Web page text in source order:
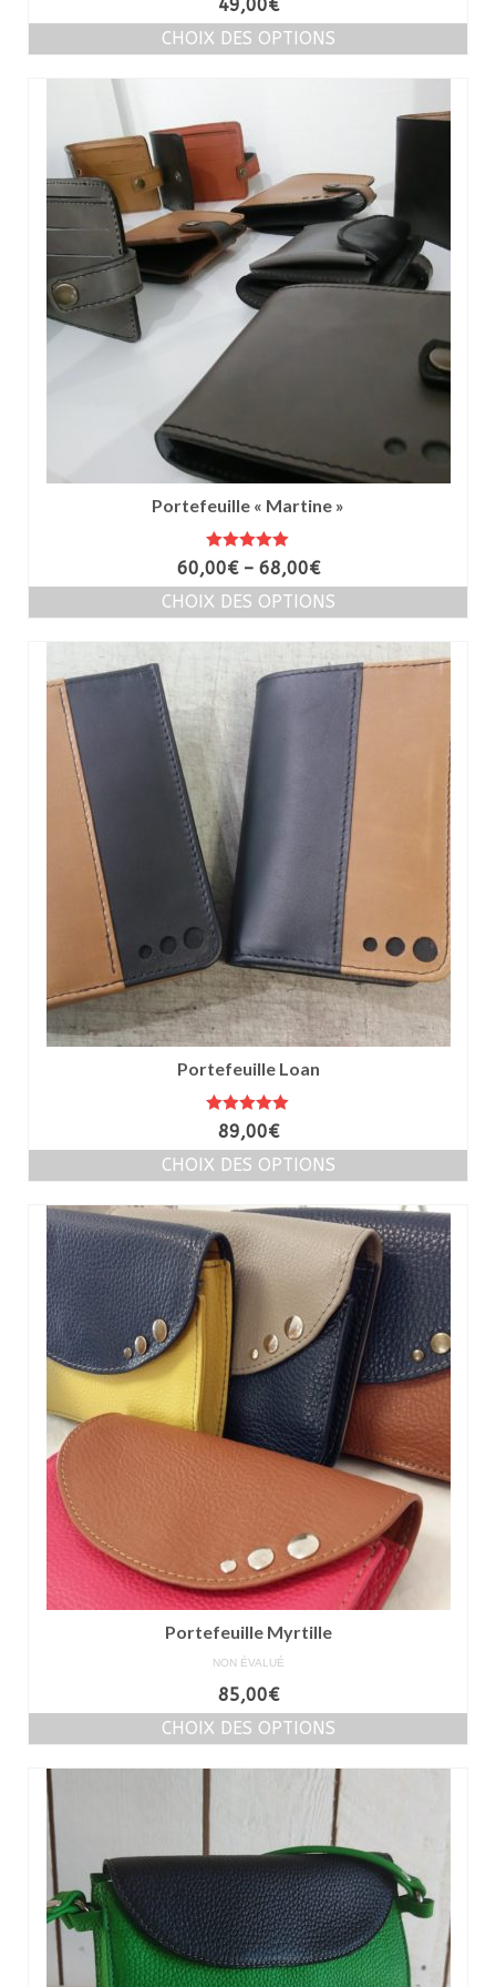
sur 5
49,00€
CHOIX DES OPTIONS
Portefeuille « Martine »
Note
5.00
sur 5
60,00€– 68,00€
CHOIX DES OPTIONS
Portefeuille Loan
Note5.00
sur 5
89,00€
CHOIX DES OPTIONS
Portefeuille Myrtille
NON ÉVALUÉ
85,00€
CHOIX DES OPTIONS